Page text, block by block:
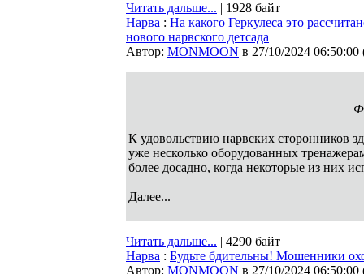
Читать дальше... | 1928 байт
Нарва : На какого Геркулеса это
нового нарвского детсада
Автор: MONMOON в 27/10/2024 06:50:00
К удовольствию нарвских сторонников
уже несколько оборудованных
более досадно, когда некоторые из них
Далее...
Читать дальше... | 4290 байт
Нарва : Будьте бдительны! Мошенники
Автор: MONMOON в 27/10/2024 06:50:00